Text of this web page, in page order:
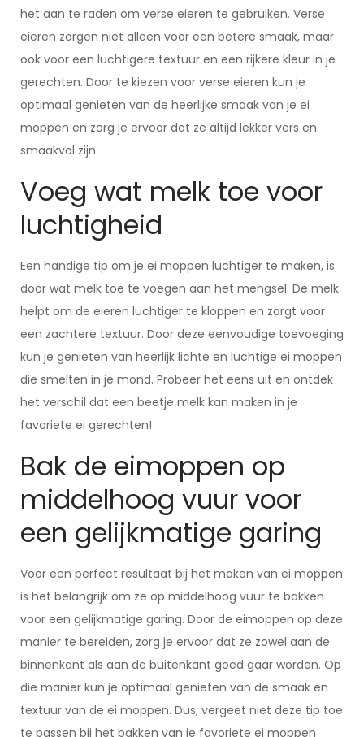
het aan te raden om verse eieren te gebruiken. Verse
eieren zorgen niet alleen voor een betere smaak, maar
ook voor een luchtigere textuur en een rijkere kleur in je
gerechten. Door te kiezen voor verse eieren kun je
optimaal genieten van de heerlijke smaak van je ei
moppen en zorg je ervoor dat ze altijd lekker vers en
smaakvol zijn.
Voeg wat melk toe voor
luchtigheid
Een handige tip om je ei moppen luchtiger te maken, is
door wat melk toe te voegen aan het mengsel. De melk
helpt om de eieren luchtiger te kloppen en zorgt voor
een zachtere textuur. Door deze eenvoudige toevoeging
kun je genieten van heerlijk lichte en luchtige ei moppen
die smelten in je mond. Probeer het eens uit en ontdek
het verschil dat een beetje melk kan maken in je
favoriete ei gerechten!
Bak de eimoppen op
middelhoog vuur voor
een gelijkmatige garing
Voor een perfect resultaat bij het maken van ei moppen
is het belangrijk om ze op middelhoog vuur te bakken
voor een gelijkmatige garing. Door de eimoppen op deze
manier te bereiden, zorg je ervoor dat ze zowel aan de
binnenkant als aan de buitenkant goed gaar worden. Op
die manier kun je optimaal genieten van de smaak en
textuur van de ei moppen. Dus, vergeet niet deze tip toe
te passen bij het bakken van je favoriete ei moppen